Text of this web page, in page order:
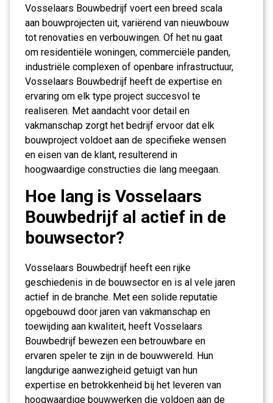
Vosselaars Bouwbedrijf voert een breed scala
aan bouwprojecten uit, variërend van nieuwbouw
tot renovaties en verbouwingen. Of het nu gaat
om residentiële woningen, commerciële panden,
industriële complexen of openbare infrastructuur,
Vosselaars Bouwbedrijf heeft de expertise en
ervaring om elk type project succesvol te
realiseren. Met aandacht voor detail en
vakmanschap zorgt het bedrijf ervoor dat elk
bouwproject voldoet aan de specifieke wensen
en eisen van de klant, resulterend in
hoogwaardige constructies die lang meegaan.
Hoe lang is Vosselaars
Bouwbedrijf al actief in de
bouwsector?
Vosselaars Bouwbedrijf heeft een rijke
geschiedenis in de bouwsector en is al vele jaren
actief in de branche. Met een solide reputatie
opgebouwd door jaren van vakmanschap en
toewijding aan kwaliteit, heeft Vosselaars
Bouwbedrijf bewezen een betrouwbare en
ervaren speler te zijn in de bouwwereld. Hun
langdurige aanwezigheid getuigt van hun
expertise en betrokkenheid bij het leveren van
hoogwaardige bouwwerken die voldoen aan de